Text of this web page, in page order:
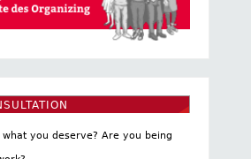
you deserve? Are you being